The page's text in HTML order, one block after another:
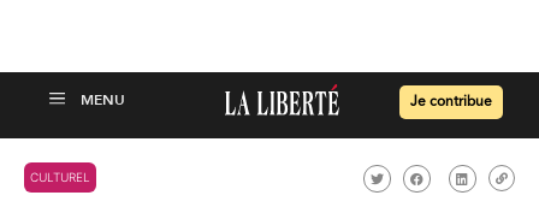
Je contribue
CULTUREL